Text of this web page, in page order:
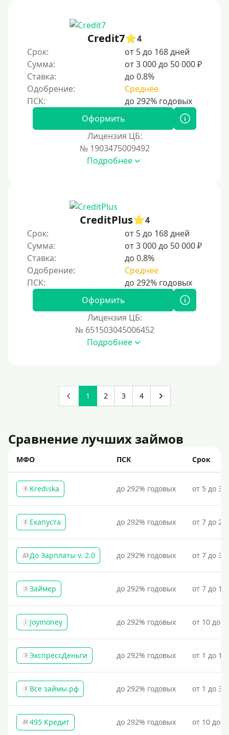
Credit7
4
Срок:
от 5 до 168 дней
Сумма:
от 3 000 до 50 000 ₽
Ставка:
до 0.8%
Одобрение:
Среднее
Оформить
Лицензия ЦБ:
№ 1903475009492
Подробнее
CreditPlus
4
Срок:
от 5 до 168 дней
Сумма:
от 3 000 до 50 000 ₽
Ставка:
до 0.8%
Одобрение:
Среднее
Оформить
Лицензия ЦБ:
№ 651503045006452
Подробнее
1 2 3 4
Сравнение лучших займов
МФО ПСК Срок
K Krediska до 292% годовых от 5 до
Е Екапуста до 292% годовых от 7 до
ДЗ До Зарплаты v. 2.0 до 292% годовых от 7 до
З Займер до 292% годовых от 7 до
J Joymoney до 292% годовых от 10 до
Э ЭкспрессДеньги до 292% годовых от 1 до
З Все займы.рф до 292% годовых от 1 до
4К 495 Кредит до 292% годовых от 10 до